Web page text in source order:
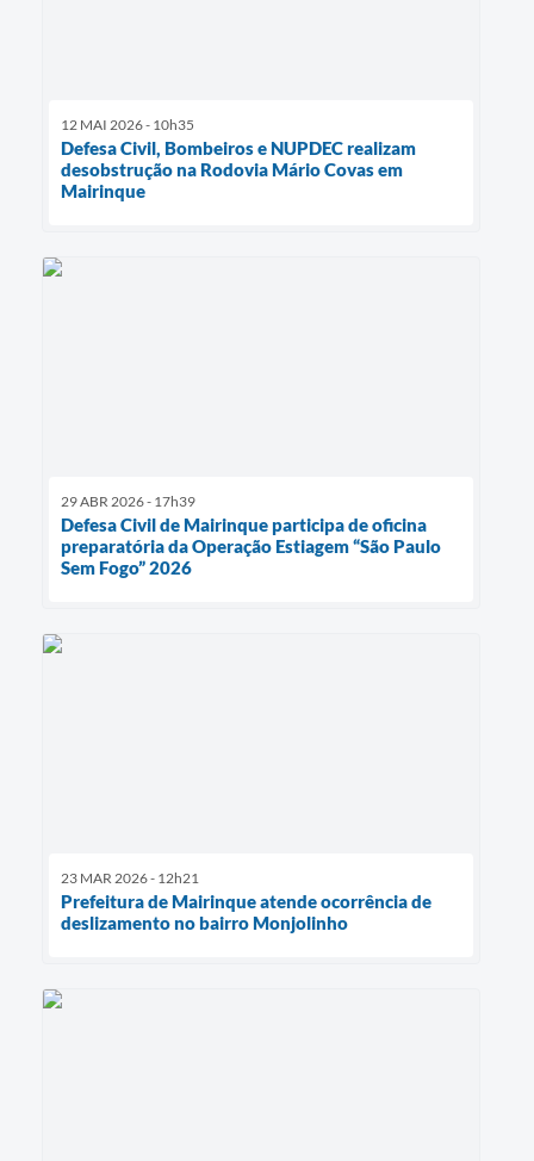
12 MAI 2026 - 10h35
Defesa Civil, Bombeiros e NUPDEC realizam
desobstrução na Rodovia Mário Covas em
Mairinque
29 ABR 2026 - 17h39
Defesa Civil de Mairinque participa de oficina
preparatória da Operação Estiagem “São Paulo
Sem Fogo” 2026
23 MAR 2026 - 12h21
Prefeitura de Mairinque atende ocorrência de
deslizamento no bairro Monjolinho